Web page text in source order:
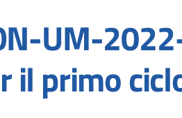
UM-
il primo